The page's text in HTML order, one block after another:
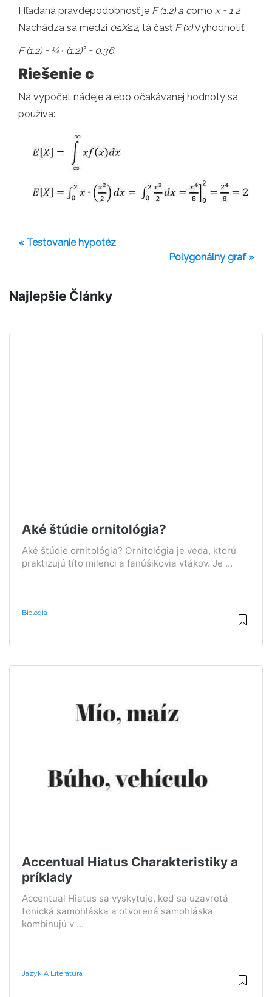
Hľadaná pravdepodobnosť je F (1.2) a como x = 1.2
Nachádza sa medzi 0≤X≤2, tá časť F (x)Vyhodnotiť:
F (1.2) = ¼ ∙ (1.2)2= 0.36.
Riešenie c
Na výpočet nádeje alebo očakávanej hodnoty sa
používa:
« Testovanie hypotéz
Polygonálny graf »
Najlepšie Články
Aké štúdie ornitológia?
Aké štúdie ornitológia? Ornitológia je veda, ktorú
praktizujú títo milenci a fanúšikovia vtákov. Je ...
Biológia
Accentual Hiatus Charakteristiky a
príklady
Accentual Hiatus sa vyskytuje, keď sa uzavretá
tonická samohláska a otvorená samohláska
kombinujú v ...
Jazyk A Literatúra